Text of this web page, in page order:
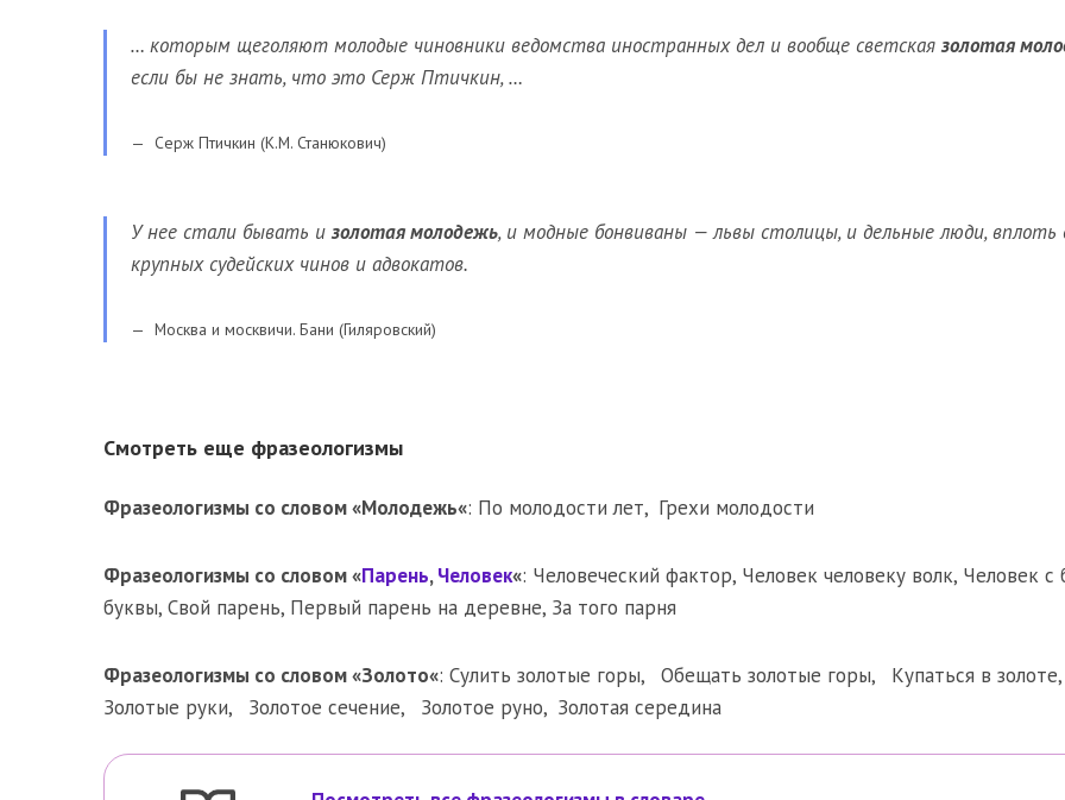
… которым щеголяют молодые чиновники ведомства иностранных дел и вообще светская золотая
если бы не знать, что это Серж Птичкин, …
Серж Птичкин (К.М. Станюкович)
У нее стали бывать и золотая молодежь, и модные бонвиваны — львы столицы, и дельные люди, вплоть
крупных судейских чинов и адвокатов.
Москва и москвичи. Бани (Гиляровский)
Смотреть еще фразеологизмы
Фразеологизмы со словом «Молодежь«: По молодости лет, Грехи молодости
Фразеологизмы со словом «Парень,Человек«: Человеческий фактор, Человек человеку волк, Человек с
буквы, Свой парень, Первый парень на деревне, За того парня
Фразеологизмы со словом «Золото«: Сулить золотые горы, Обещать золотые горы, Купаться в золоте
Золотые руки, Золотое сечение, Золотое руно, Золотая середина